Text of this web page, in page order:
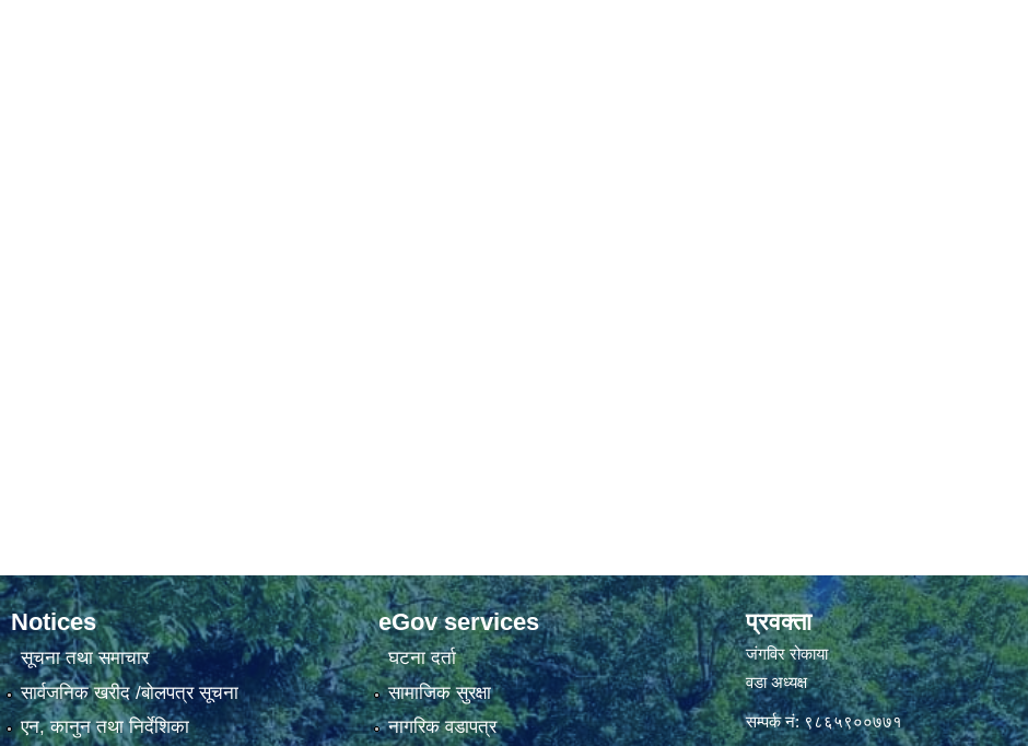
Notices
सूचना तथा समाचार
सार्वजनिक खरीद /बोलपत्र सूचना
एन, कानुन तथा निर्देशिका
eGov services
घटना दर्ता
सामाजिक सुरक्षा
नागरिक वडापत्र
प्रवक्ता
जंगविर रोकाया
वडा अध्यक्ष
सम्पर्क नं: ९८६५९००७७१